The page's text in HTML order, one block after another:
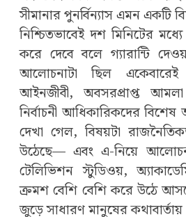
সীমানার পুনর্বিন্যাস এমন একটি
নিশ্চিতভাবেই দশ মিনিটের
করে দেবে বলে গ্যারান্টি
আলোচনাটা ছিল একেবারেই
আইনজীবী, অবসরপ্রাপ্ত
নির্বাচনী আধিকারিকদের
দেখা গেল, বিষয়টা
উঠেছে— এবং এ-নিয়ে
টেলিভিশন স্টুডিওয়,
ক্রমশ বেশি বেশি করে উঠে
জুড়ে সাধারণ মানুষের